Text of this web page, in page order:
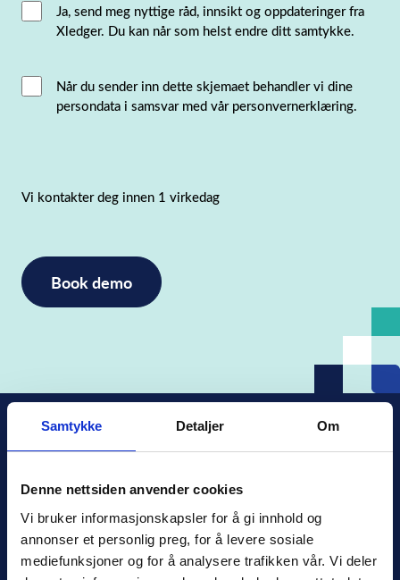
Samtykke Detaljer Om
Denne nettsiden anvender cookies
Vi bruker informasjonskapsler for å gi innhold og
annonser et personlig preg, for å levere sosiale
mediefunksjoner og for å analysere trafikken vår. Vi deler
Email
Consent
Ja, send meg nyttige råd, innsikt og oppdateringer fra
Xledger. Du kan når som helst endre ditt samtykke.
Interacted
Når du sender inn dette skjemaet behandler vi dine
persondata i samsvar med vår personvernerklæring.
Vi kontakter deg innen 1 virkedag
Xledger Norge
Østensjøveien 32,0667,Oslo
Norge